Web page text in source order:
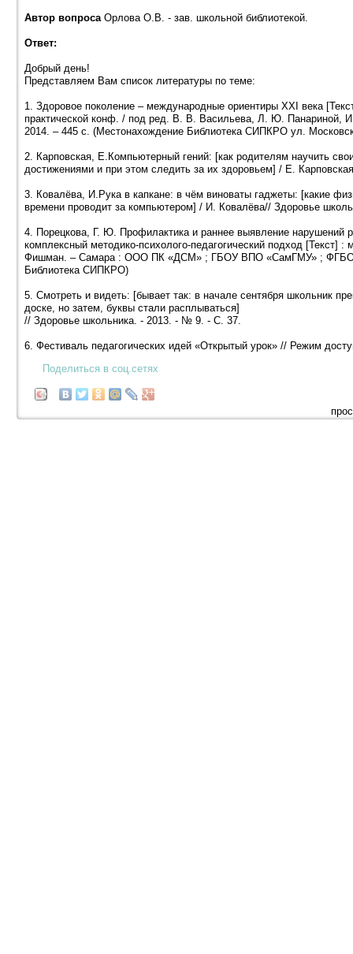
Автор вопросаОрлова О.В. - зав. школьной библиотекой.
Ответ:
Добрый день!
Представляем Вам список литературы по теме:
1. Здоровое поколение – международные ориентиры XXI века
практической конф. / под ред. В. В. Васильева, Л. Ю.
2014. – 445 с. (Местонахождение Библиотека СИПКРО ул.
2. Карповская, Е.Компьютерный гений: [как родителям научить
достижениями и при этом следить за их здоровьем] / Е.
3. Ковалёва, И.Рука в капкане: в чём виноваты гаджеты: [какие
времени проводит за компьютером] / И. Ковалёва// Здоровье
4. Порецкова, Г. Ю. Профилактика и раннее выявление нарушений
комплексный методико-психолого-педагогический подход
Фишман. – Самара : ООО ПК «ДСМ» ; ГБОУ ВПО «СамГМУ» ;
Библиотека СИПКРО)
5. Смотреть и видеть: [бывает так: в начале сентября школьник
доске, но затем, буквы стали расплываться]
// Здоровье школьника. - 2013. - № 9. - С. 37.
6. Фестиваль педагогических идей «Открытый урок» // Режим
Поделиться в соц.сетях